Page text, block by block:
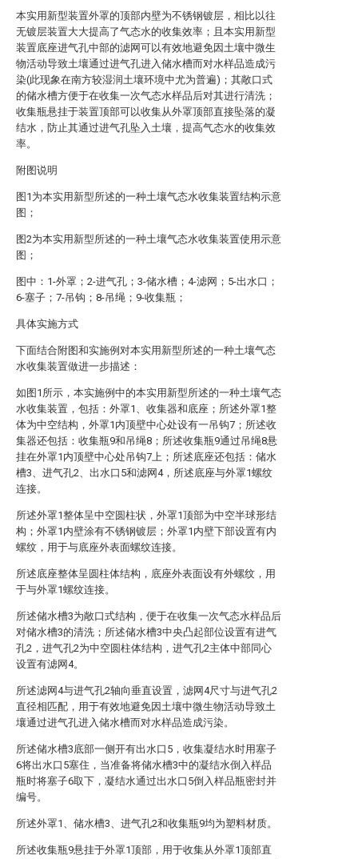
本实用新型装置外罩的顶部内壁为不锈钢镀层，相比以往
无镀层装置大大提高了气态水的收集效率；且本实用新型
装置底座进气孔中部的滤网可以有效地避免因土壤中微生
物活动导致土壤通过进气孔进入储水槽而对水样品造成污
染(此现象在南方较湿润土壤环境中尤为普遍)；其敞口式
的储水槽方便于在收集一次气态水样品后对其进行清洗；
收集瓶悬挂于装置顶部可以收集从外罩顶部直接坠落的凝
结水，防止其通过进气孔坠入土壤，提高气态水的收集效
率。
附图说明
图1为本实用新型所述的一种土壤气态水收集装置结构示意
图；
图2为本实用新型所述的一种土壤气态水收集装置使用示意
图；
图中：1-外罩；2-进气孔；3-储水槽；4-滤网；5-出水口；
6-塞子；7-吊钩；8-吊绳；9-收集瓶；
具体实施方式
下面结合附图和实施例对本实用新型所述的一种土壤气态
水收集装置做进一步描述：
如图1所示，本实施例中的本实用新型所述的一种土壤气态
水收集装置，包括：外罩1、收集器和底座；所述外罩1整
体为中空结构，外罩1内顶壁中心处设有一吊钩7；所述收
集器还包括：收集瓶9和吊绳8；所述收集瓶9通过吊绳8悬
挂在外罩1内顶壁中心处吊钩7上；所述底座还包括：储水
槽3、进气孔2、出水口5和滤网4，所述底座与外罩1螺纹
连接。
所述外罩1整体呈中空圆柱状，外罩1顶部为中空半球形结
构；外罩1内壁涂有不锈钢镀层；外罩1内壁下部设置有内
螺纹，用于与底座外表面螺纹连接。
所述底座整体呈圆柱体结构，底座外表面设有外螺纹，用
于与外罩1螺纹连接。
所述储水槽3为敞口式结构，便于在收集一次气态水样品后
对储水槽3的清洗；所述储水槽3中央凸起部位设置有进气
孔2，进气孔2为中空圆柱体结构，进气孔2主体中部同心
设置有滤网4。
所述滤网4与进气孔2轴向垂直设置，滤网4尺寸与进气孔2
直径相匹配，用于有效地避免因土壤中微生物活动导致土
壤通过进气孔进入储水槽而对水样品造成污染。
所述储水槽3底部一侧开有出水口5，收集凝结水时用塞子
6将出水口5塞住，当准备将储水槽3中的凝结水倒入样品
瓶时将塞子6取下，凝结水通过出水口5倒入样品瓶密封并
编号。
所述外罩1、储水槽3、进气孔2和收集瓶9均为塑料材质。
所述收集瓶9悬挂于外罩1顶部，用于收集从外罩1顶部直